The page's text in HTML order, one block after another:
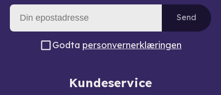
Send
Godta personvernerklæringen
Kundeservice